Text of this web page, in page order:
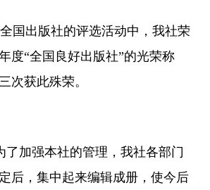
国出版社的评选活动中，我社荣
度“全国良好出版社”的光荣称
次获此殊荣。
了加强本社的管理，我社各部门
后，集中起来编辑成册，使今后